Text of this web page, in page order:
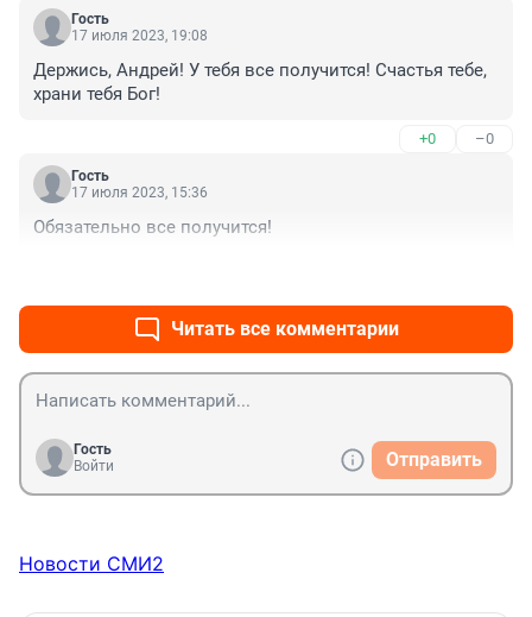
Гость
17 июля 2023, 19:08
Держись, Андрей! У тебя все получится! Счастья тебе,
храни тебя Бог!
+0 –0
Гость
17 июля 2023, 15:36
Обязательно все получится!
Читать все комментарии
Гость
Войти
Отправить
Новости СМИ2